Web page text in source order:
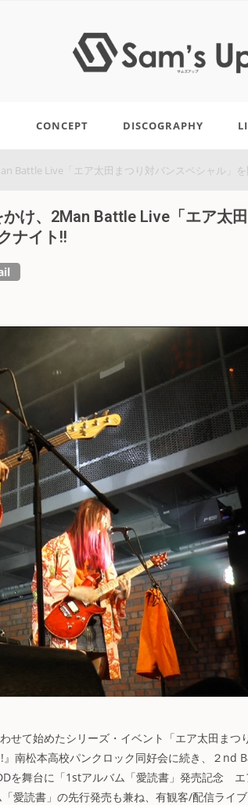
CONCEPT DISCOGRAPHY
Battle Live「エア太田まつり対バンスペシャル」
け、2Man Battle Live「エア太
ナイト!!
せて始めたシリーズ・イベント「エア太田まつ
南松本高校パンクロック同好会に続き、２nd
を舞台に「1stアルバム「愛読書」発売記念
読書」の先行発売も兼ね、有観客/配信ライ